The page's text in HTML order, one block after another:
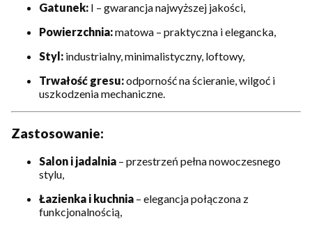
Gatunek: I – gwarancja najwyższej jakości,
Powierzchnia:matowa – praktyczna i elegancka,
Styl: industrialny, minimalistyczny, loftowy,
Trwałość gresu:odporność na ścieranie, wilgoć i
uszkodzenia mechaniczne.
Zastosowanie:
Salon i jadalnia – przestrzeń pełna nowoczesnego
stylu,
Łazienka i kuchnia – elegancja połączona z
funkcjonalnością,